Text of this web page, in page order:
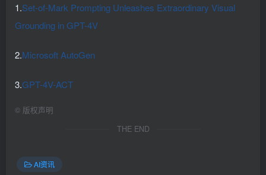
1.Set-of-Mark Prompting Unleashes Extraordinary Visual
Grounding in GPT-4V
2.Microsoft AutoGen
3.GPT-4V-ACT
© 版权声明
THE END
AI资讯